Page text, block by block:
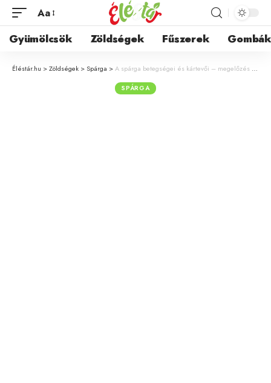
Aa
Gyümölcsök Zöldségek Fűszerek Gombák
Éléstár.hu >Zöldségek > Spárga >A spárga betegségei és kártevői – megelőzés és védekezés a kertben
SPÁRGA